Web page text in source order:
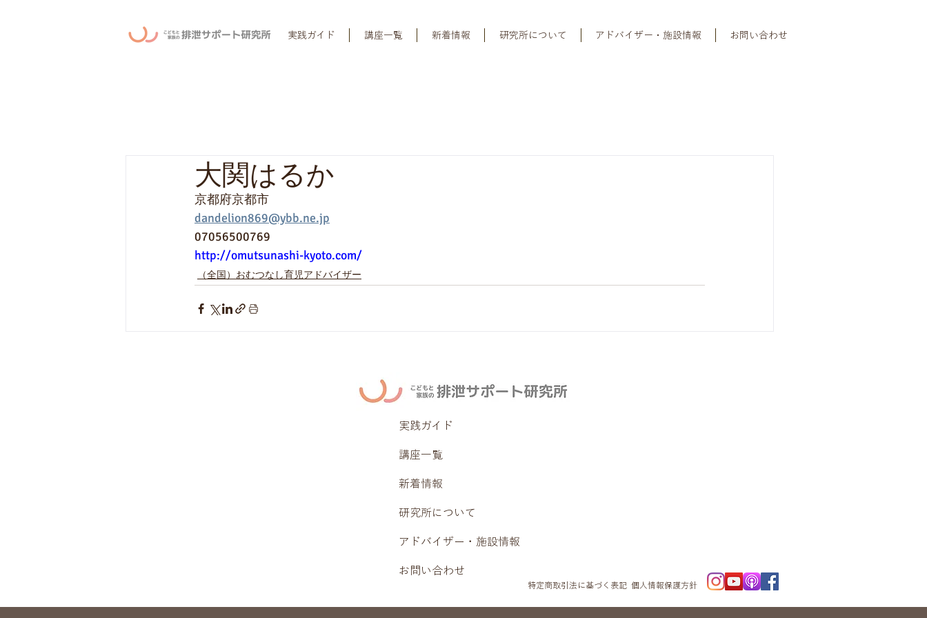
実践ガイド 講座一覧 新着情報 研究所について アドバイザー・施設情報 お問い合わせ
大関はるか
京都府京都市
dandelion869@ybb.ne.jp
07056500769
http://omutsunashi-kyoto.com/
（全国）おむつなし育児アドバイザー
実践ガイド
講座一覧
新着情報
研究所について
アドバイザー・施設情報
お問い合わせ
特定商取引法に基づく表記 個人情報保護方針